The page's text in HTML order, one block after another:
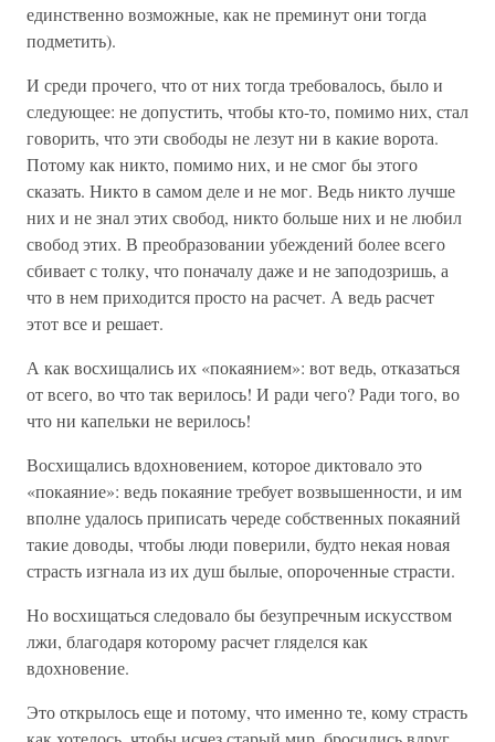
единственно возможные, как не преминут они тогда
подметить).
И среди прочего, что от них тогда требовалось, было и
следующее: не допустить, чтобы кто-то, помимо них, стал
говорить, что эти свободы не лезут ни в какие ворота.
Потому как никто, помимо них, и не смог бы этого
сказать. Никто в самом деле и не мог. Ведь никто лучше
них и не знал этих свобод, никто больше них и не любил
свобод этих. В преобразовании убеждений более всего
сбивает с толку, что поначалу даже и не заподозришь, а
что в нем приходится просто на расчет. А ведь расчет
этот все и решает.
А как восхищались их «покаянием»: вот ведь, отказаться
от всего, во что так верилось! И ради чего? Ради того, во
что ни капельки не верилось!
Восхищались вдохновением, которое диктовало это
«покаяние»: ведь покаяние требует возвышенности, и им
вполне удалось приписать череде собственных покаяний
такие доводы, чтобы люди поверили, будто некая новая
страсть изгнала из их душ былые, опороченные страсти.
Но восхищаться следовало бы безупречным искусством
лжи, благодаря которому расчет гляделся как
вдохновение.
Это открылось еще и потому, что именно те, кому страсть